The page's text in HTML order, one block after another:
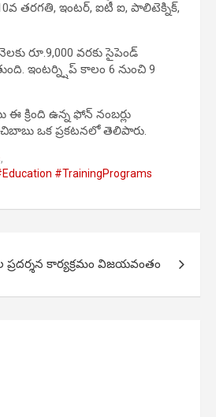
తరగతి, ఇంటర్, ఐటీ ఐ, పాలిటెక్నిక్,
రూ.9,000 వరకు సైపెండ్
ఇంటర్న్షిప్ కాలం 6 నుంచి 9
క్రింది ఉన్న ఫోన్ నంబర్లు
ఒక ప్రకటనలో తెలిపారు.
,
#TrainingPrograms
ప్రదర్శన కార్యక్రమం విజయవంతం